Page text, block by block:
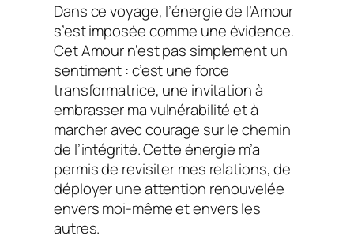
Dans ce voyage, l’énergie de l’Amour
s’est imposée comme une évidence.
Cet Amour n’est pas simplement un
sentiment : c’est une force
transformatrice, une invitation à
embrasser ma vulnérabilité et à
marcher avec courage sur le chemin
de l’intégrité. Cette énergie m’a
permis de revisiter mes relations, de
déployer une attention renouvelée
envers moi-même et envers les
autres.